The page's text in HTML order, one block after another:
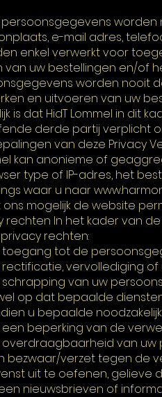
worden
e-mail adres,
enkel verwerkt voor
van uw bestellingen en/of
worden nooit
en uitvoeren van uw
is dat HidT Lommel in dit
derde partij verplicht
van deze Privacy
kan anonieme of
type of IP-adres, het
waar u naar
mogelijk de website
rechten In het kader van
rechten:
tot de
vervollediging
van uw
op dat bepaalde
u bepaalde
beperking van de
van uw
bezwaar/verzet tegen de
uit te oefenen, gelieve
nieuwsbrieven of